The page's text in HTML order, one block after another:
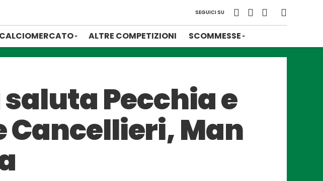
SEGUICI SU
CALCIOMERCATO ALTRE COMPETIZIONI SCOMMESSE
Pecchia e
Cancellieri, Man